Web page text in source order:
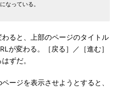
なっている。
ると、上部のページのタイトル
が変わる。［戻る］／［進む］
ずだ。
ージを表示させようとすると、